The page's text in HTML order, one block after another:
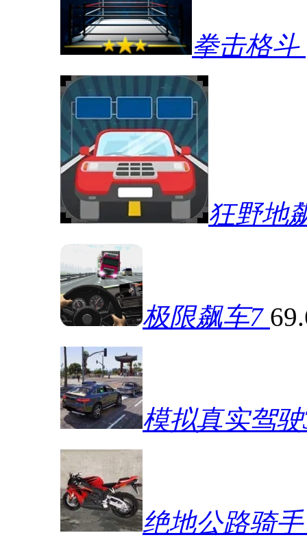
拳击格斗
狂野地
极限飙车7
模拟真实驾
绝地公路骑手